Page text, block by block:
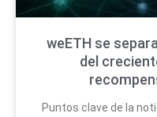
weETH se
del
Puntos clave de la